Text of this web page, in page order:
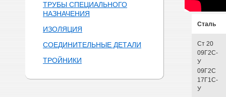
ТРУБЫ СПЕЦИАЛЬНОГО
НАЗНАЧЕНИЯ
ИЗОЛЯЦИЯ
СОЕДИНИТЕЛЬНЫЕ ДЕТАЛИ
ТРОЙНИКИ
Сталь
Ст 20
09Г2С-
У
09Г2С
17Г1С-
У